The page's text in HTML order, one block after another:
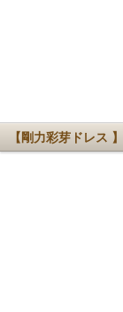
【剛力彩芽ドレス